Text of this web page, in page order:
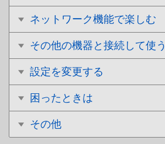
ネットワーク機能で楽しむ
その他の機器と接続して使う
設定を変更する
困ったときは
その他